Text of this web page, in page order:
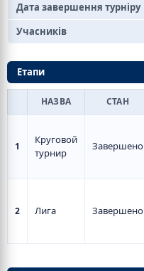
Дата завершення турніру
Учасників
Етапи
НАЗВА СТАН
1
Круговой
турнир
Завершено
2 Лига Завершено